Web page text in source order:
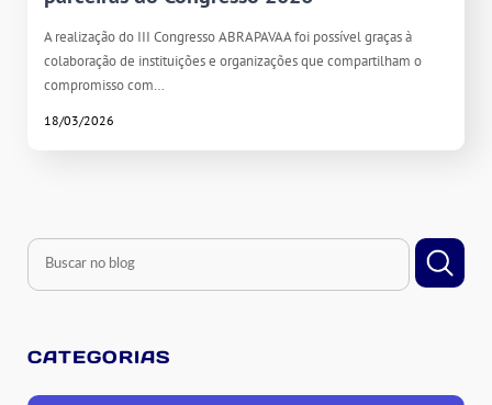
A realização do III Congresso ABRAPAVAA foi possível graças à
colaboração de instituições e organizações que compartilham o
compromisso com…
18/03/2026
CATEGORIAS